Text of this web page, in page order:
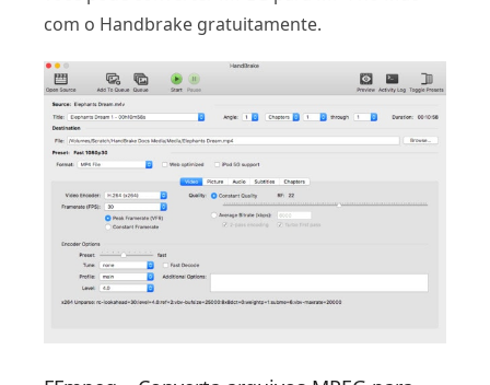
com o Handbrake gratuitamente.